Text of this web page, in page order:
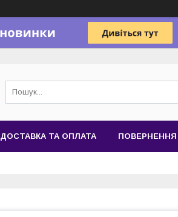
ДОСТАВКА ТА ОПЛАТА ПОВЕРНЕННЯ